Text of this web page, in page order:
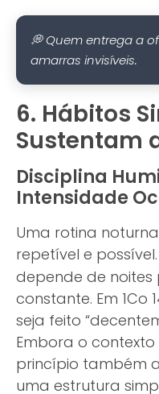
💭 Quem entrega a
amarras invisíveis.
6. Hábitos
Sustentam
Disciplina
Intensidade
Uma rotina
repetível e possível.
depende de noites
constante. Em 1Co
seja feito
Embora o
princípio também
uma estrutura